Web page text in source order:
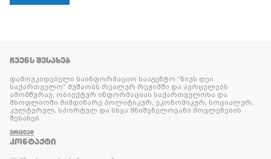
ᲩᲕᲔᲜᲡ ᲨᲔᲡᲐᲮᲔᲑ
დამოუკიდებელი საინფორმაციო სააგენტო “ნიუს დეი
საქართველო” მუშაობს რეალურ რეჟიმში და ავრცელებს
ამომწურავ, ობიექტურ ინფორმაციას საქართველოსა და
მსოფლიოში მიმდინარე პოლიტიკურ, ეკონომიკურ, სოციალურ,
კულტურულ, სპორტულ და სხვა მნიშვნელოვანი მოვლენების
შესახებ.
ᲕᲠᲪᲚᲐᲓ
ᲙᲝᲜᲢᲐᲥᲢᲘ